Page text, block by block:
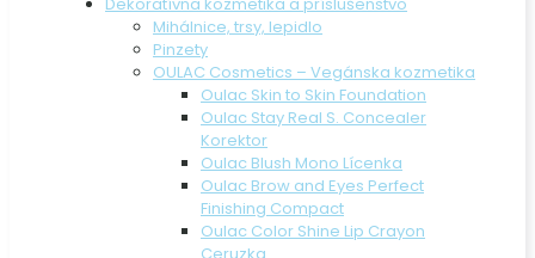
Mihálnice, trsy, lepidlo
Pinzety
OULAC Cosmetics – Vegánska kozmetika
Oulac Skin to Skin Foundation
Oulac Stay Real S. Concealer
Korektor
Oulac Blush Mono Lícenka
Oulac Brow and Eyes Perfect
Finishing Compact
Oulac Color Shine Lip Crayon